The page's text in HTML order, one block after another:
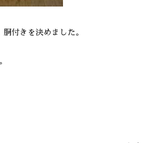
付きを決めました。